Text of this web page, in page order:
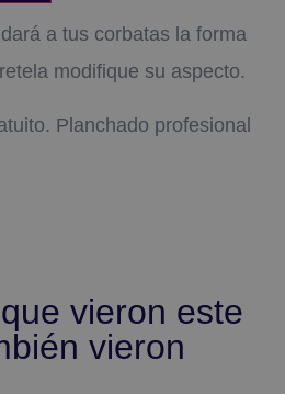
a tus corbatas la forma
modifique su aspecto.
Planchado profesional
vieron este
vieron